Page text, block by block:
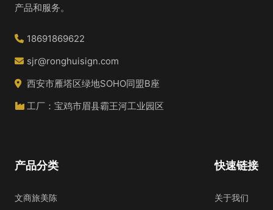
产品和服务。
18691869622
sjr@ronghuisign.com
西安市雁塔区绿地SOHO同盟B座
工厂：宝鸡市眉县霸王河工业园区
快速链接
关于我们
产品分类
文商旅美陈